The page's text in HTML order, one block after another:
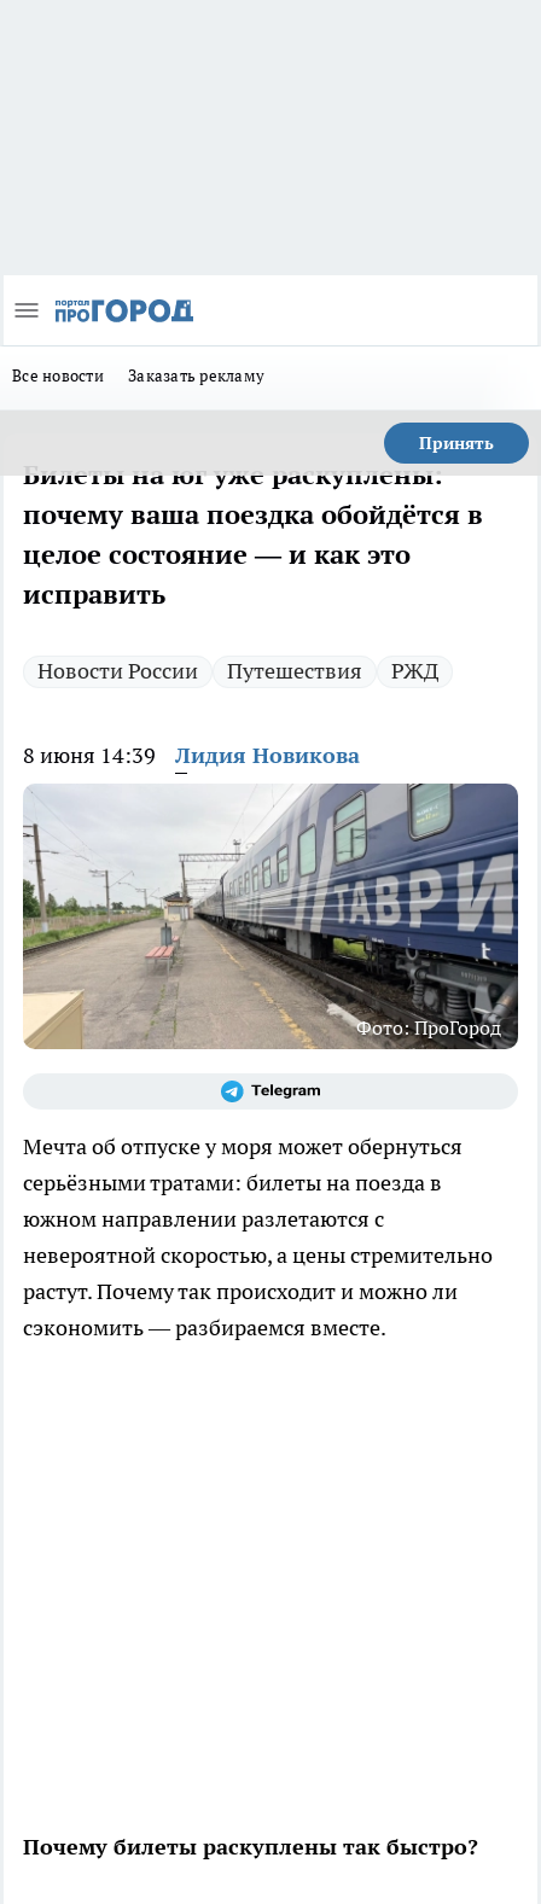
Все новости Заказать рекламу
Принять
Билеты на юг уже раскуплены:
почему ваша поездка обойдётся в
целое состояние — и как это
исправить
Новости России Путешествия РЖД
8 июня 14:39 Лидия Новикова
Фото: ПроГород
Мечта об отпуске у моря может обернуться
серьёзными тратами: билеты на поезда в
южном направлении разлетаются с
невероятной скоростью, а цены стремительно
растут. Почему так происходит и можно ли
сэкономить — разбираемся вместе.
Почему билеты раскуплены так быстро?